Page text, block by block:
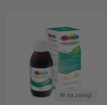
Ni na zalogi